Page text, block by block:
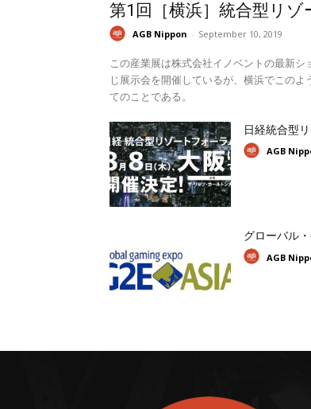
第1回［横浜］統合型リゾ
AGB Nippon - September 10, 2019
この産業展は株式会社イノベントの最新
じ展示会を開催しているが、横浜でこの
てのことである。
日経統合型
AGB
グローバル
AGB